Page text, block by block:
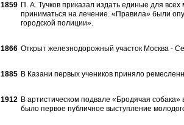
1859 П. А. Тучков приказал издать единые для
прини­маться на лечение. «Правила» были
городской полиции».
1866 Открыт железнодорожный участок Москва -
1885 В Казани первых учеников приняло
1912 В артистическом подвале «Бродячая
было первое публичное выступление